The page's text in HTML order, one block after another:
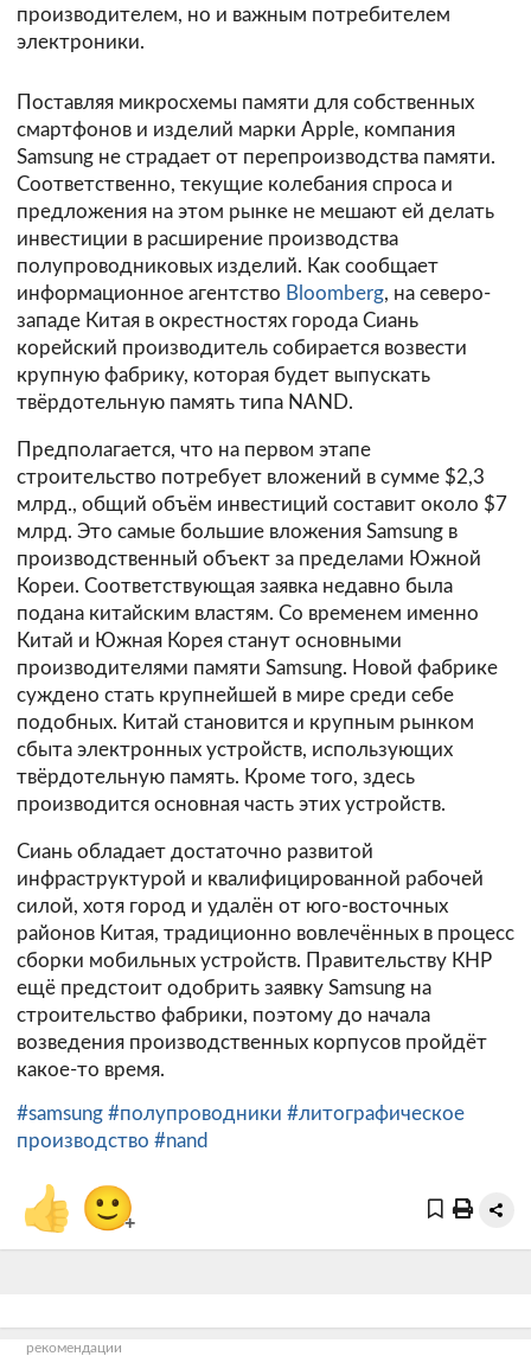
производителем, но и важным потребителем
электроники.
Поставляя микросхемы памяти для собственных
смартфонов и изделий марки Apple, компания
Samsung не страдает от перепроизводства памяти.
Соответственно, текущие колебания спроса и
предложения на этом рынке не мешают ей делать
инвестиции в расширение производства
полупроводниковых изделий. Как сообщает
информационное агентство Bloomberg, на северо-
западе Китая в окрестностях города Сиань
корейский производитель собирается возвести
крупную фабрику, которая будет выпускать
твёрдотельную память типа NAND.
Предполагается, что на первом этапе
строительство потребует вложений в сумме $2,3
млрд., общий объём инвестиций составит около $7
млрд. Это самые большие вложения Samsung в
производственный объект за пределами Южной
Кореи. Соответствующая заявка недавно была
подана китайским властям. Со временем именно
Китай и Южная Корея станут основными
производителями памяти Samsung. Новой фабрике
суждено стать крупнейшей в мире среди себе
подобных. Китай становится и крупным рынком
сбыта электронных устройств, использующих
твёрдотельную память. Кроме того, здесь
производится основная часть этих устройств.
Сиань обладает достаточно развитой
инфраструктурой и квалифицированной рабочей
силой, хотя город и удалён от юго-восточных
районов Китая, традиционно вовлечённых в процесс
сборки мобильных устройств. Правительству КНР
ещё предстоит одобрить заявку Samsung на
строительство фабрики, поэтому до начала
возведения производственных корпусов пройдёт
какое-то время.
#samsung #полупроводники #литографическое
производство #nand
👍 🙂+
рекомендации